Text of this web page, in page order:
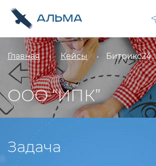
Главная Кейсы Битрикс24
ООО “ИПК”
Задача